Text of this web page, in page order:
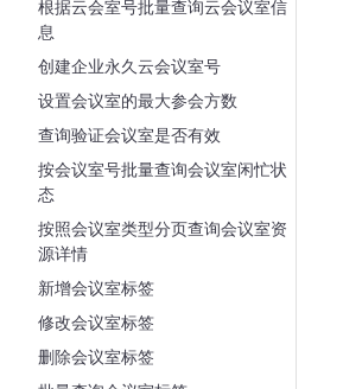
根据云会室号批量查询云会议室信
息
创建企业永久云会议室号
设置会议室的最大参会方数
查询验证会议室是否有效
按会议室号批量查询会议室闲忙状
态
按照会议室类型分页查询会议室资
源详情
新增会议室标签
修改会议室标签
删除会议室标签